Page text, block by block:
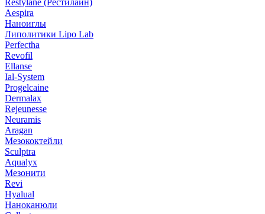
Restylane (Рестилайн)
Aespira
Наноиглы
Липолитики Lipo Lab
Perfectha
Revofil
Ellanse
Ial-System
Progelcaine
Dermalax
Rejeunesse
Neuramis
Aragan
Мезококтейли
Sculptra
Aqualyx
Мезонити
Revi
Hyalual
Наноканюли